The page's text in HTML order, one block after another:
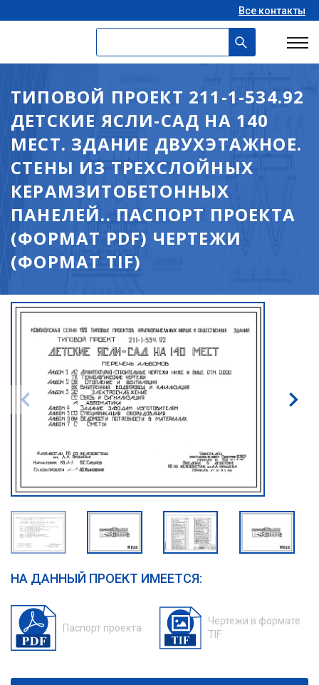
Все контакты
ТИПОВОЙ ПРОЕКТ 211-1-534.92
ДЕТСКИЕ ЯСЛИ-САД НА 140
МЕСТ. ЗДАНИЕ ДВУХЭТАЖНОЕ.
СТЕНЫ ИЗ ТРЕХСЛОЙНЫХ
КЕРАМЗИТОБЕТОННЫХ
ПАНЕЛЕЙ.. ПАСПОРТ ПРОЕКТА
(ФОРМАТ PDF) ЧЕРТЕЖИ
(ФОРМАТ TIF)
НА ДАННЫЙ ПРОЕКТ ИМЕЕТСЯ:
Паспорт проекта
Чертежи в формате
TIF